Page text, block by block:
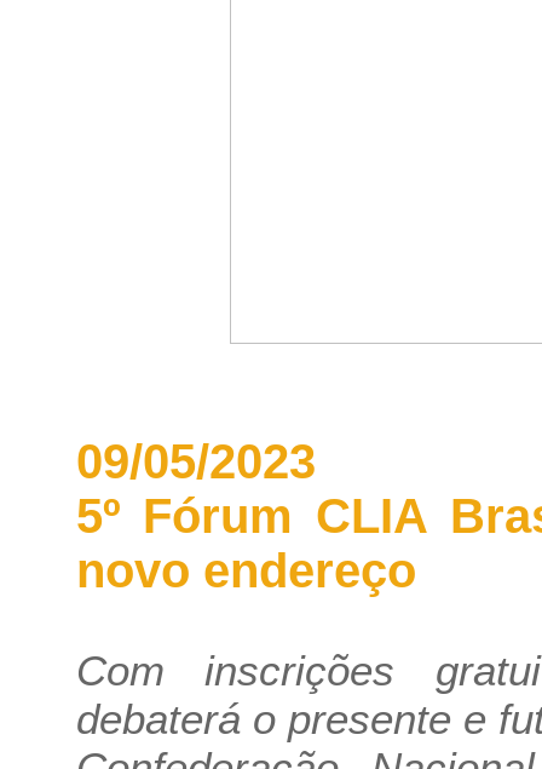
09/05/2023
5º Fórum CLIA
novo endereço
Com inscrições
debaterá o presente e